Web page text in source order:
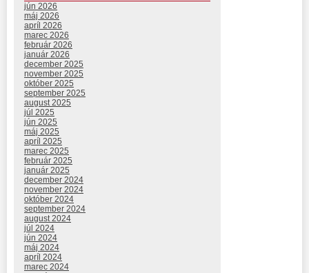
jún 2026
máj 2026
apríl 2026
marec 2026
február 2026
január 2026
december 2025
november 2025
október 2025
september 2025
august 2025
júl 2025
jún 2025
máj 2025
apríl 2025
marec 2025
február 2025
január 2025
december 2024
november 2024
október 2024
september 2024
august 2024
júl 2024
jún 2024
máj 2024
apríl 2024
marec 2024